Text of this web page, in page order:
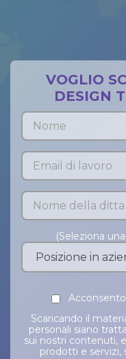
VOGLIO
DESIGN
(Seleziona
Scaricando il
personali siano
sui nostri contenuti,
prodotti e servizi,